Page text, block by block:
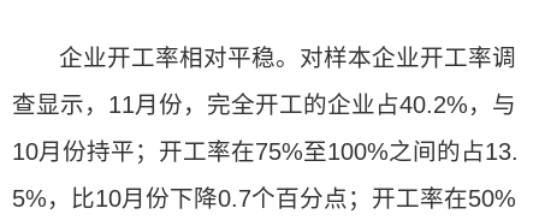
企业开工率相对平稳。对样本企业开工率调
查显示，11月份，完全开工的企业占40.2%，与
10月份持平；开工率在75%至100%之间的占13.
5%，比10月份下降0.7个百分点；开工率在50%